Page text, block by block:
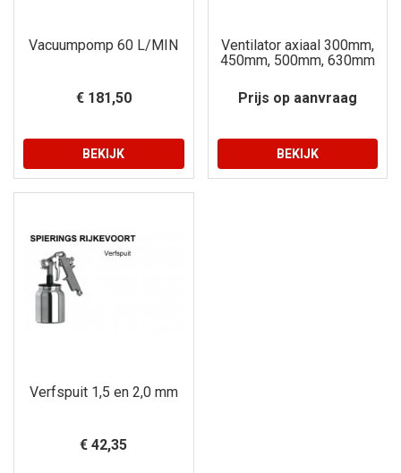
Vacuumpomp 60 L/MIN
€ 181,50
BEKIJK
Ventilator axiaal 300mm,
450mm, 500mm, 630mm
Prijs op aanvraag
BEKIJK
Verfspuit 1,5 en 2,0 mm
€ 42,35